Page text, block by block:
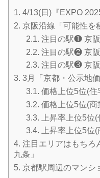
1. 4/13(日)『EXPO
2. 京阪沿線「可能性を
2.1. 注目の駅❶ 京
2.2. 注目の駅❷ 京
2.3. 注目の駅❸ 京
3. 3月「京都・公示地
3.1. 価格上位5位(住
3.2. 価格上位5位(商
3.3. 上昇率上位5位(
3.4. 上昇率上位5位(
4. 注目エリアはもちろ
九条」
5. 京都駅周辺のマンシ